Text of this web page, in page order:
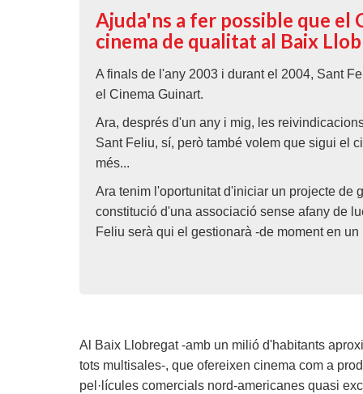
Ajuda'ns a fer possible que
cinema de qualitat al Baix
A finals de l'any 2003 i durant el 2004, Sant
el Cinema Guinart.
Ara, després d'un any i mig, les
Sant Feliu, sí, però també volem que sigui el
més...
Ara tenim l'oportunitat d'iniciar un projecte de
constitució d'una associació sense afany de
Feliu serà qui el gestionarà -de moment en
Al Baix Llobregat -amb un milió d'habitants
tots multisales-, que ofereixen cinema com a
pel·lícules comercials nord-americanes quasi